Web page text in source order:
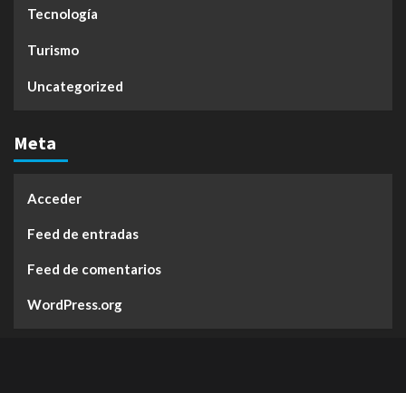
Tecnología
Turismo
Uncategorized
Meta
Acceder
Feed de entradas
Feed de comentarios
WordPress.org